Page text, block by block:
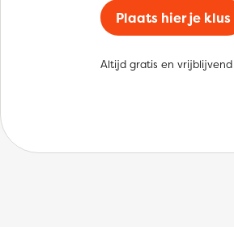
Plaats hier je klus
Altijd gratis en vrijblijvend